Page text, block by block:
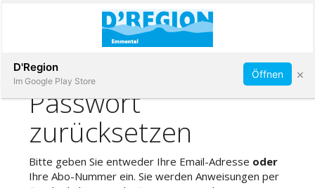
Immobilien
Veranstaltungen
Abonnieren
D'Region
Im Google Play Store
Öffnen ×